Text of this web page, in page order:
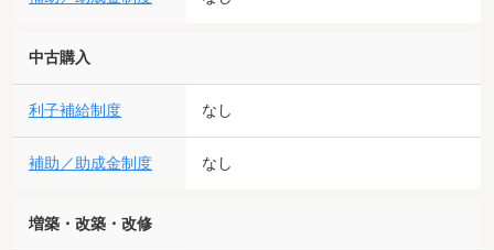
中古購入
利子補給制度 なし
補助／助成金制度 なし
増築・改築・改修